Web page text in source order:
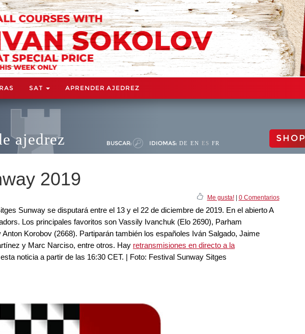
SAT APRENDER AJEDREZ
ajedrez BUSCAR: IDIOMAS: DE EN ES FR SHOP
2019
Me gusta!| 0 Comentarios
Sunway se disputará entre el 13 y el 22 de diciembre de 2019. En el abierto A
Los principales favoritos son Vassily Ivanchuk (Elo 2690), Parham
Korobov (2668). Partiparán también los españoles Iván Salgado, Jaime
y Marc Narciso, entre otros. Hay retransmisiones en directo a la
noticia a partir de las 16:30 CET. | Foto: Festival Sunway Sitges